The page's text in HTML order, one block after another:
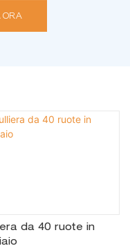
ORA
da 40 ruote in